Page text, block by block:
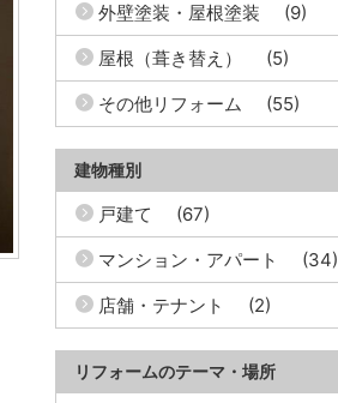
外壁塗装・屋根塗装
(9)
屋根（葺き替え）
(5)
その他リフォーム
(55)
建物種別
戸建て
(67)
マンション・アパート
(34)
店舗・テナント
(2)
リフォームのテーマ・場所